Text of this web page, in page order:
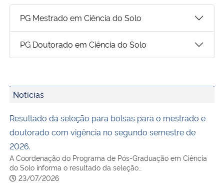
PG Mestrado em Ciência do Solo
PG Doutorado em Ciência do Solo
Notícias
Resultado da seleção para bolsas para o mestrado e
doutorado com vigência no segundo semestre de
2026.
A Coordenação do Programa de Pós-Graduação em Ciência
do Solo informa o resultado da seleção…
23/07/2026